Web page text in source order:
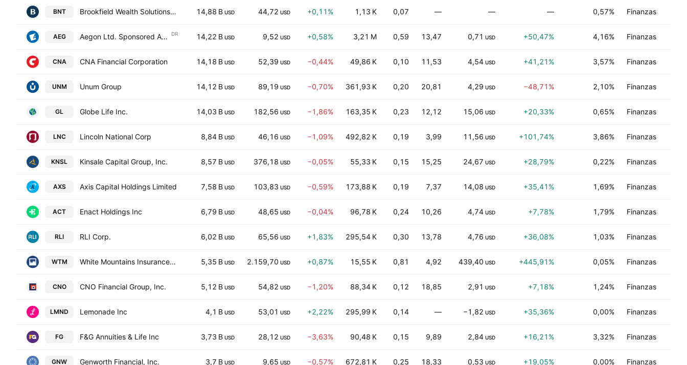
BNT Brookfield Wealth Solutions Ltd. Class A 14,88 B USD 44,72 USD +0,11% 1,13 K 0,07 — — — 0,57% Finanzas
AEG Aegon Ltd. Sponsored ADR DR 14,22 B USD 9,52 USD +0,58% 3,21 M 0,59 13,47 0,71 USD +50,47% 4,16% Finanzas
CNA CNA Financial Corporation 14,18 B USD 52,39 USD −0,44% 49,86 K 0,10 11,53 4,54 USD +41,21% 3,57% Finanzas
UNM Unum Group 14,12 B USD 89,19 USD −0,70% 361,93 K 0,20 20,81 4,29 USD −48,71% 2,10% Finanzas
GL Globe Life Inc. 14,03 B USD 182,56 USD −1,86% 163,35 K 0,23 12,12 15,06 USD +20,33% 0,65% Finanzas
LNC Lincoln National Corp 8,84 B USD 46,16 USD −1,09% 492,82 K 0,19 3,99 11,56 USD +101,74% 3,86% Finanzas
KNSL Kinsale Capital Group, Inc. 8,57 B USD 376,18 USD −0,05% 55,33 K 0,15 15,25 24,67 USD +28,79% 0,22% Finanzas
AXS Axis Capital Holdings Limited 7,58 B USD 103,83 USD −0,59% 173,88 K 0,19 7,37 14,08 USD +35,41% 1,69% Finanzas
ACT Enact Holdings Inc 6,79 B USD 48,65 USD −0,04% 96,78 K 0,24 10,26 4,74 USD +7,78% 1,79% Finanzas
RLI RLI Corp. 6,02 B USD 65,56 USD +1,83% 295,54 K 0,30 13,78 4,76 USD +36,08% 1,03% Finanzas
WTM White Mountains Insurance Group Ltd 5,35 B USD 2.159,70 USD +0,87% 15,55 K 0,81 4,92 439,40 USD +445,91% 0,05% Finanzas
CNO CNO Financial Group, Inc. 5,12 B USD 54,82 USD −1,20% 88,34 K 0,12 18,85 2,91 USD +7,18% 1,24% Finanzas
LMND Lemonade Inc 4,1 B USD 53,01 USD +2,22% 295,99 K 0,14 — −1,82 USD +35,36% 0,00% Finanzas
FG F&G Annuities & Life Inc 3,73 B USD 28,12 USD −3,63% 90,48 K 0,15 9,89 2,84 USD +16,21% 3,32% Finanzas
GNW Genworth Financial, Inc. 3,7 B USD 9,65 USD −0,57% 672,81 K 0,25 18,33 0,53 USD +19,05% 0,00% Finanzas